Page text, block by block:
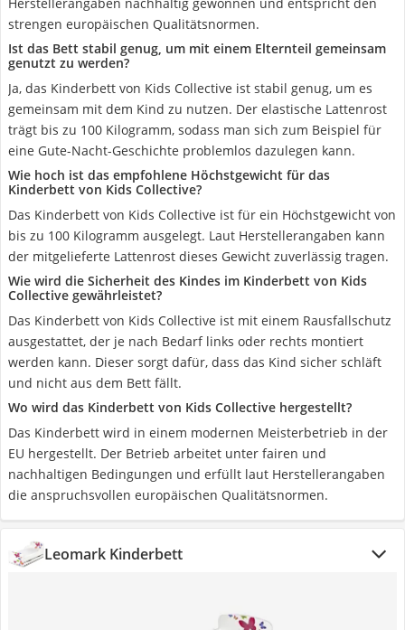
strengen europäischen Qualitätsnormen.
Ist das Bett stabil genug, um mit einem Elternteil gemeinsam
genutzt zu werden?
Ja, das Kinderbett von Kids Collective ist stabil genug, um es
gemeinsam mit dem Kind zu nutzen. Der elastische Lattenrost
trägt bis zu 100 Kilogramm, sodass man sich zum Beispiel für
eine Gute-Nacht-Geschichte problemlos dazulegen kann.
Wie hoch ist das empfohlene Höchstgewicht für das
Kinderbett von Kids Collective?
Das Kinderbett von Kids Collective ist für ein Höchstgewicht von
bis zu 100 Kilogramm ausgelegt. Laut Herstellerangaben kann
der mitgelieferte Lattenrost dieses Gewicht zuverlässig tragen.
Wie wird die Sicherheit des Kindes im Kinderbett von Kids
Collective gewährleistet?
Das Kinderbett von Kids Collective ist mit einem Rausfallschutz
ausgestattet, der je nach Bedarf links oder rechts montiert
werden kann. Dieser sorgt dafür, dass das Kind sicher schläft
und nicht aus dem Bett fällt.
Wo wird das Kinderbett von Kids Collective hergestellt?
Das Kinderbett wird in einem modernen Meisterbetrieb in der
EU hergestellt. Der Betrieb arbeitet unter fairen und
nachhaltigen Bedingungen und erfüllt laut Herstellerangaben
die anspruchsvollen europäischen Qualitätsnormen.
Leomark Kinderbett